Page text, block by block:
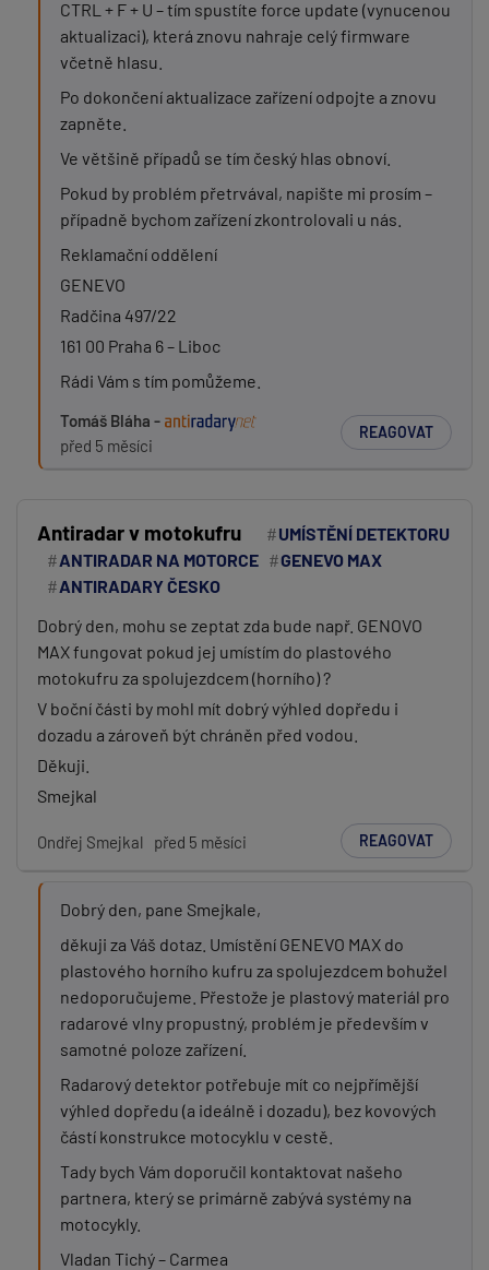
CTRL + F + U – tím spustíte force update (vynucenou
aktualizaci), která znovu nahraje celý firmware
včetně hlasu.
Po dokončení aktualizace zařízení odpojte a znovu
zapněte.
Ve většině případů se tím český hlas obnoví.
Pokud by problém přetrvával, napište mi prosím –
případně bychom zařízení zkontrolovali u nás.
Reklamační oddělení
GENEVO
Radčina 497/22
161 00 Praha 6 – Liboc
Rádi Vám s tím pomůžeme.
Tomáš Bláha -
před 5 měsíci
REAGOVAT
Antiradar v motokufru
UMÍSTĚNÍ DETEKTORU
ANTIRADAR NA MOTORCE
GENEVO MAX
ANTIRADARY ČESKO
Dobrý den, mohu se zeptat zda bude např. GENOVO
MAX fungovat pokud jej umístím do plastového
motokufru za spolujezdcem (horního) ?
V boční části by mohl mít dobrý výhled dopředu i
dozadu a zároveň být chráněn před vodou.
Děkuji.
Smejkal
Ondřej Smejkal před 5 měsíci REAGOVAT
Dobrý den, pane Smejkale,
děkuji za Váš dotaz. Umístění GENEVO MAX do
plastového horního kufru za spolujezdcem bohužel
nedoporučujeme. Přestože je plastový materiál pro
radarové vlny propustný, problém je především v
samotné poloze zařízení.
Radarový detektor potřebuje mít co nejpřímější
výhled dopředu (a ideálně i dozadu), bez kovových
částí konstrukce motocyklu v cestě.
Tady bych Vám doporučil kontaktovat našeho
partnera, který se primárně zabývá systémy na
motocykly.
Vladan Tichý – Carmea